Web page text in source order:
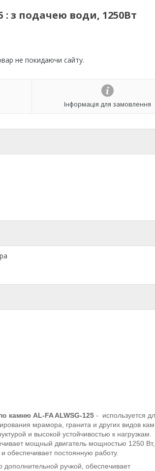
: з подачею води, 1250Вт
не покидаючи сайту.
Інформація для замовлення
камню AL-FA ALWSG-125 - используется
мрамора, гранита и других видов
и высокой устойчивостью к нагрузкам.
мощный двигатель мощностью 1250 Вт,
обеспечивает постоянную работу.
ручкой, обеспечивает